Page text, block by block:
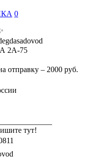
0
А 2А-75
отправку – 2000 руб.
тут!